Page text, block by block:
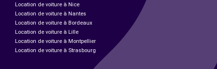
Location de voiture à Nice
Location de voiture à Nantes
Location de voiture à Bordeaux
Location de voiture à Lille
Location de voiture à Montpellier
Location de voiture à Strasbourg